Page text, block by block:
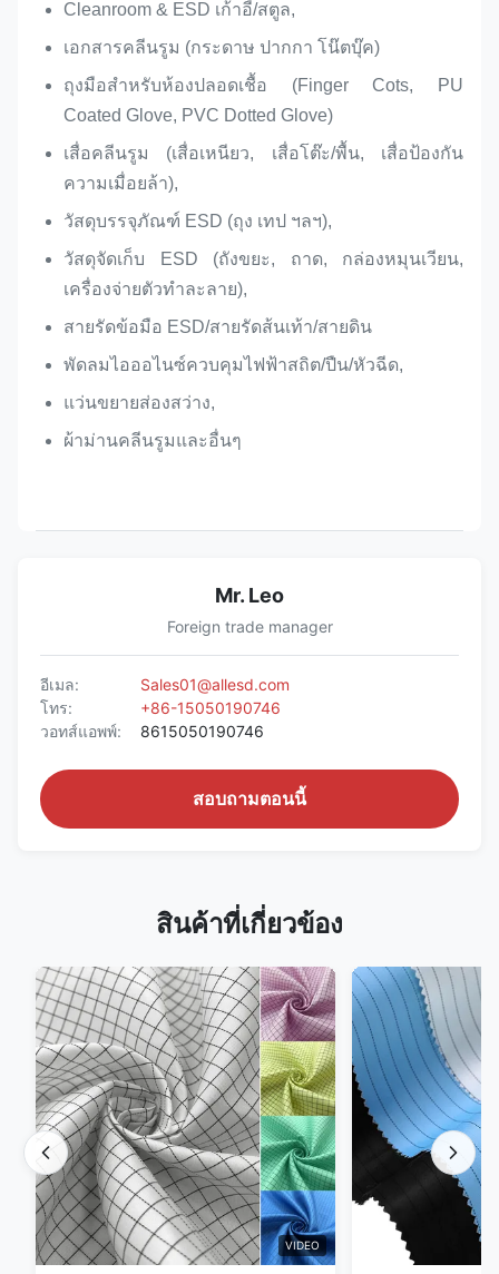
Cleanroom & ESD เก้าอี้/สตูล,
เอกสารคลีนรูม (กระดาษ ปากกา โน๊ตบุ๊ค)
ถุงมือสำหรับห้องปลอดเชื้อ (Finger Cots, PU
Coated Glove, PVC Dotted Glove)
เสื่อคลีนรูม (เสื่อเหนียว, เสื่อโต๊ะ/พื้น, เสื่อป้องกัน
ความเมื่อยล้า),
วัสดุบรรจุภัณฑ์ ESD (ถุง เทป ฯลฯ),
วัสดุจัดเก็บ ESD (ถังขยะ, ถาด, กล่องหมุนเวียน,
เครื่องจ่ายตัวทำละลาย),
สายรัดข้อมือ ESD/สายรัดส้นเท้า/สายดิน
พัดลมไอออไนซ์ควบคุมไฟฟ้าสถิต/ปืน/หัวฉีด,
แว่นขยายส่องสว่าง,
ผ้าม่านคลีนรูมและอื่นๆ​
Mr. Leo
Foreign trade manager
อีเมล:
Sales01@allesd.com
โทร:
+86-15050190746
วอทส์แอพพ์:
8615050190746
สอบถามตอนนี้
สินค้าที่เกี่ยวข้อง
VIDEO